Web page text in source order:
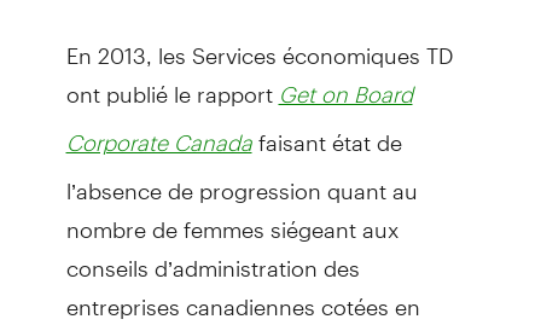
En 2013, les Services économiques TD
ont publié le rapport Get on Board
Corporate Canadafaisant état de
l’absence de progression quant au
nombre de femmes siégeant aux
conseils d’administration des
entreprises canadiennes cotées en